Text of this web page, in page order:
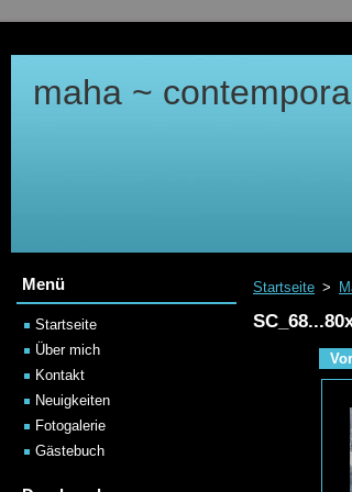
maha ~
Startseite >
Menü
Startseite
Über mich
Kontakt
Neuigkeiten
Fotogalerie
Gästebuch